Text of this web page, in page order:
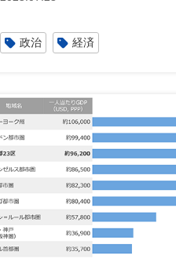
政治 経済